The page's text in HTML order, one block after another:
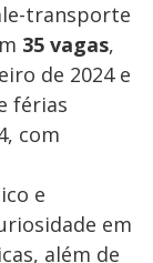
transporte
35 vagas,
de 2024 e
férias
com
e
em
além de